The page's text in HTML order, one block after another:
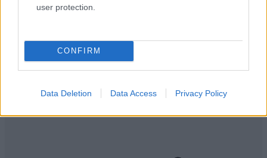
user protection.
CONFIRM
Data Deletion Data Access Privacy Policy
0 ΣΧΌΛΙΑ ΑΝΑΓΝΩΣΤΏΝ